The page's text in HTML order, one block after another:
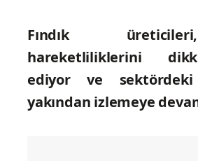
Fındık
hareketliliklerini
ediyor ve sektördeki
yakından izlemeye